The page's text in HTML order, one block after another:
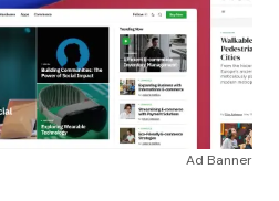
Ad Banner